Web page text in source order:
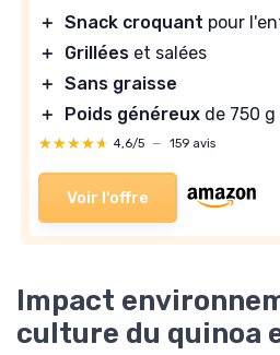
＋ Snack croquant pour
＋
Grillées et salées
＋ Sans graisse
＋
Poids généreux de 750 g
★★★★★
★★★★★ 4,6/5 — 159 avis
Voir l'offre
Impact
culture du quinoa